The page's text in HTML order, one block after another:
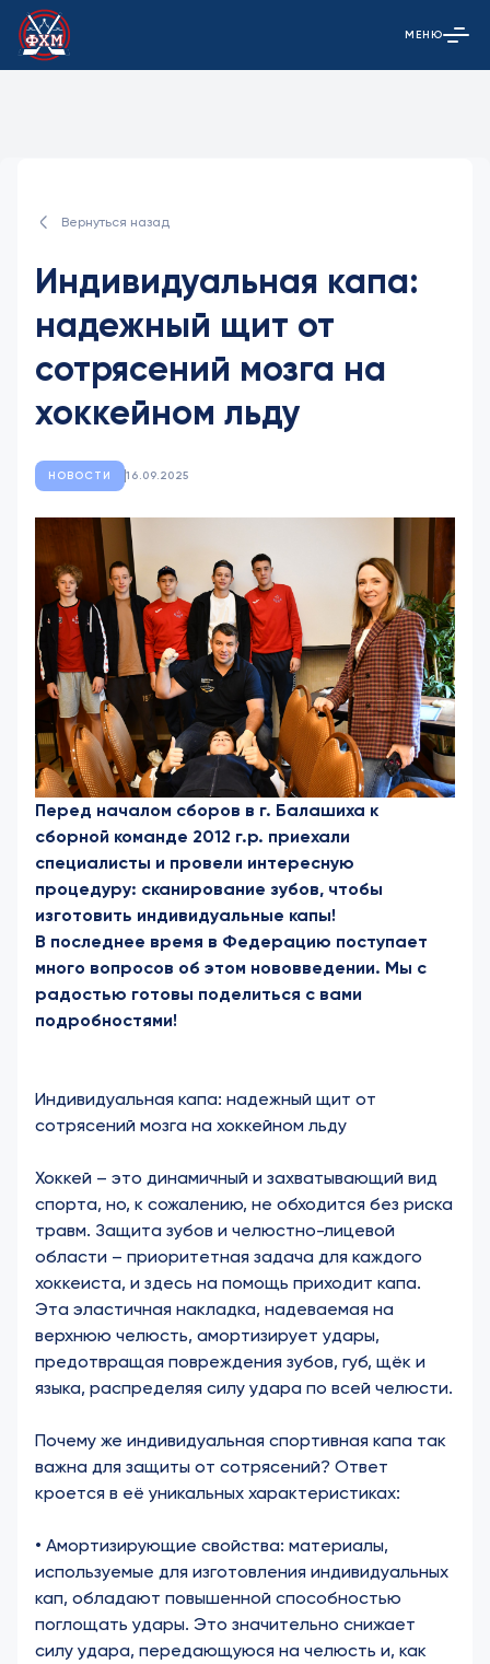
Открыть
МЕНЮ
Вернуться назад
Индивидуальная капа:
надежный щит от
сотрясений мозга на
хоккейном льду
НОВОСТИ 16.09.2025
Перед началом сборов в г. Балашиха к
сборной команде 2012 г.р. приехали
специалисты и провели интересную
процедуру: сканирование зубов, чтобы
изготовить индивидуальные капы!
В последнее время в Федерацию поступает
много вопросов об этом нововведении. Мы с
радостью готовы поделиться с вами
подробностями!
Индивидуальная капа: надежный щит от
сотрясений мозга на хоккейном льду
Хоккей – это динамичный и захватывающий вид
спорта, но, к сожалению, не обходится без риска
травм. Защита зубов и челюстно-лицевой
области – приоритетная задача для каждого
хоккеиста, и здесь на помощь приходит капа.
Эта эластичная накладка, надеваемая на
верхнюю челюсть, амортизирует удары,
предотвращая повреждения зубов, губ, щёк и
языка, распределяя силу удара по всей челюсти.
Почему же индивидуальная спортивная капа так
важна для защиты от сотрясений? Ответ
кроется в её уникальных характеристиках:
• Амортизирующие свойства: материалы,
используемые для изготовления индивидуальных
кап, обладают повышенной способностью
поглощать удары. Это значительно снижает
силу удара, передающуюся на челюсть и, как